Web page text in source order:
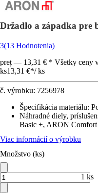
Držadlo a západka pre
3(13 Hodnotenia)
preț — 13,31 € * Všetky ceny
ks13,31 €*/ ks
č. výrobku: 7256978
Špecifikácia materiálu:
Náhradné diely,
Basic +, ARON Comfort
Viac informácií o výrobku
Množstvo (ks)
1 ks